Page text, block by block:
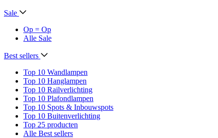
Sale
Op = Op
Alle Sale
Best sellers
Top 10 Wandlampen
Top 10 Hanglampen
Top 10 Railverlichting
Top 10 Plafondlampen
Top 10 Spots & Inbouwspots
Top 10 Buitenverlichting
Top 25 producten
Alle Best sellers